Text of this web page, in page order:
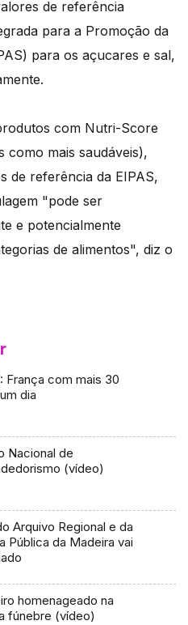
de referência
para a Promoção da
para os açucares e sal,
com Nutri-Score
como mais saudáveis),
de referência da EIPAS,
"pode ser
e potencialmente
de alimentos", diz o
França com mais 30
dia
Nacional de
(vídeo)
Arquivo Regional e da
Pública da Madeira vai
homenageado na
fúnebre (vídeo)